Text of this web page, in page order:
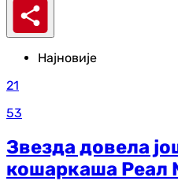
Најновије
21
53
Звезда довела
кошаркаша Реал